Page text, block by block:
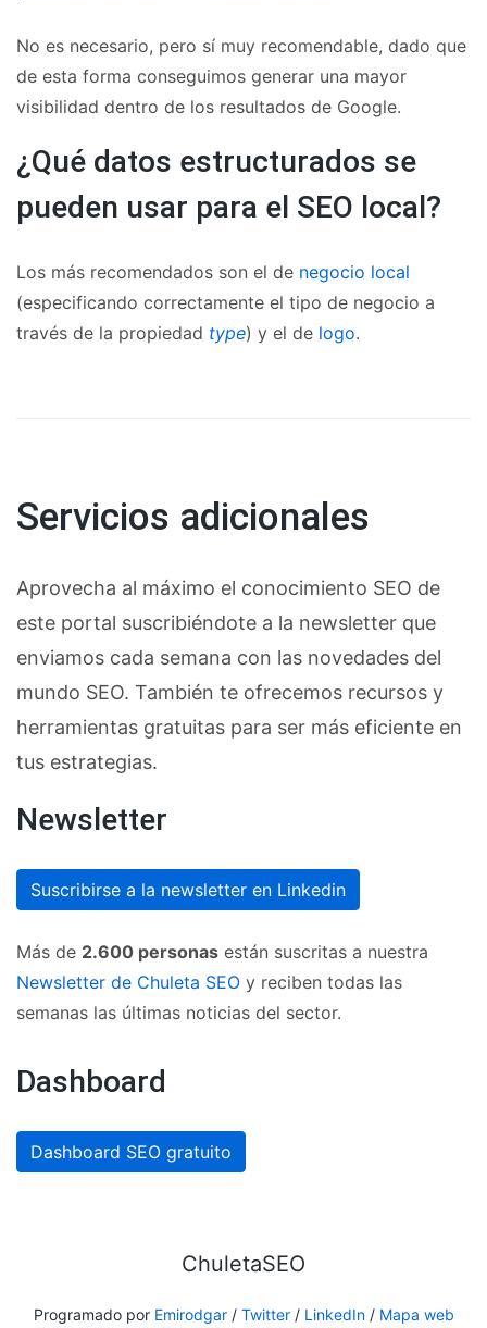
No es necesario, pero sí muy recomendable, dado que
de esta forma conseguimos generar una mayor
visibilidad dentro de los resultados de Google.
¿Qué datos estructurados se
pueden usar para el SEO local?
Los más recomendados son el de negocio local
(especificando correctamente el tipo de negocio a
través de la propiedad type) y el de logo.
Servicios adicionales
Aprovecha al máximo el conocimiento SEO de
este portal suscribiéndote a la newsletter que
enviamos cada semana con las novedades del
mundo SEO. También te ofrecemos recursos y
herramientas gratuitas para ser más eficiente en
tus estrategias.
Newsletter
Suscribirse a la newsletter en Linkedin
Más de 2.600 personas están suscritas a nuestra
Newsletter de Chuleta SEO y reciben todas las
semanas las últimas noticias del sector.
Dashboard
Dashboard SEO gratuito
ChuletaSEO
Programado por Emirodgar/ Twitter/ LinkedIn/ Mapa web